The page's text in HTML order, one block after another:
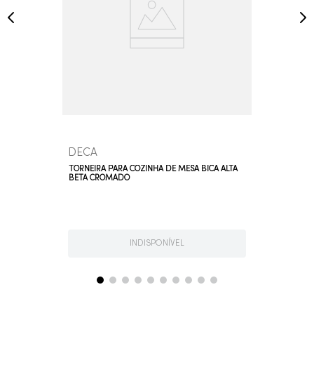
DECA
TORNEIRA PARA COZINHA DE MESA BICA ALTA
BETA CROMADO
INDISPONÍVEL